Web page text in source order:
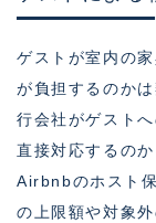
ゲストが室内の
が負担するのか
行会社がゲスト
直接対応するの
Airbnbのホスト
の上限額や対象